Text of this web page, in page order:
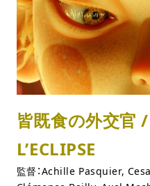
皆既食の外交官
L’ECLIPSE
監督：Achille Pasquier,